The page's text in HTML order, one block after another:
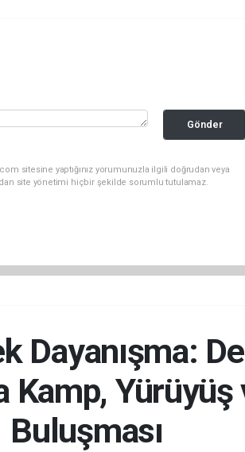
Gönder
sitesine yaptığınız yorumunuzla ilgili doğrudan veya
site yönetimi hiçbir şekilde sorumlu tutulamaz.
Dayanışma:
Kamp,
Buluşması